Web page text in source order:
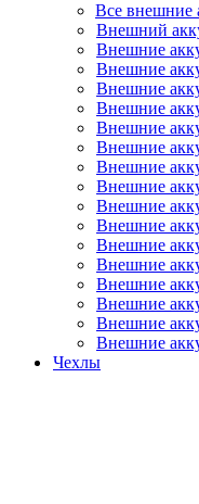
Все внешние
Внешний
Внешние
Внешние
Внешние
Внешние
Внешние
Внешние
Внешние
Внешние
Внешние
Внешние
Внешние
Внешние
Внешние
Внешние
Внешние
Внешние
Чехлы